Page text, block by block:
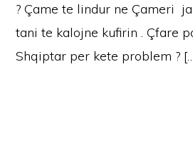
? Çame te lindur ne Çameri
tani te kalojne kufirin . Çfare
Shqiptar per kete problem ?